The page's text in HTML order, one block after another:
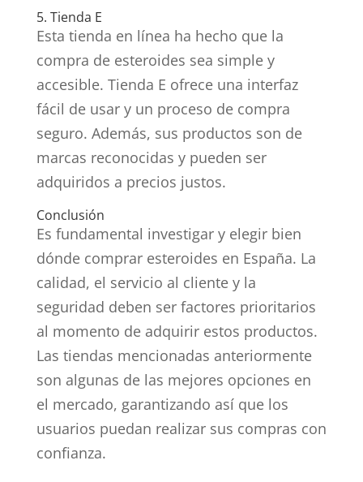
5. Tienda E
Esta tienda en línea ha hecho que la
compra de esteroides sea simple y
accesible. Tienda E ofrece una interfaz
fácil de usar y un proceso de compra
seguro. Además, sus productos son de
marcas reconocidas y pueden ser
adquiridos a precios justos.
Conclusión
Es fundamental investigar y elegir bien
dónde comprar esteroides en España. La
calidad, el servicio al cliente y la
seguridad deben ser factores prioritarios
al momento de adquirir estos productos.
Las tiendas mencionadas anteriormente
son algunas de las mejores opciones en
el mercado, garantizando así que los
usuarios puedan realizar sus compras con
confianza.